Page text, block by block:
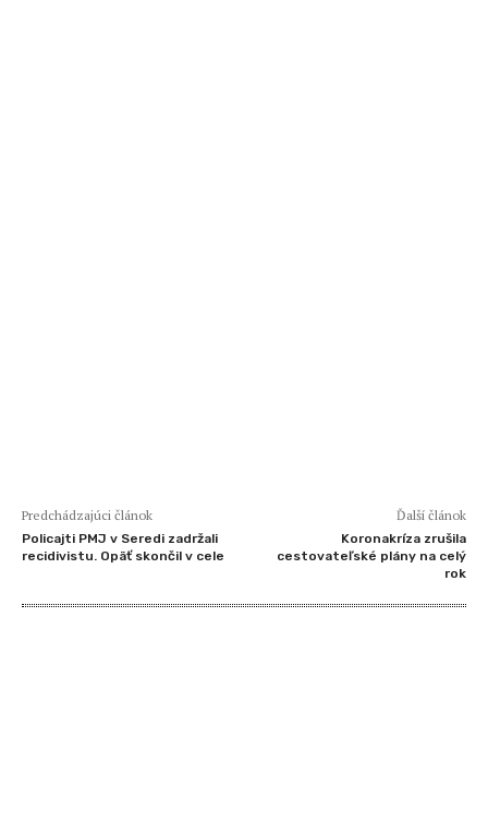
Predchádzajúci článok
Policajti PMJ v Seredi zadržali
recidivistu. Opäť skončil v cele
Ďalší článok
Koronakríza zrušila
cestovateľské plány na celý
rok